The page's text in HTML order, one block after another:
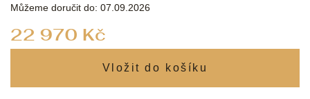
22 970 Kč
Můžeme doručit do: 07.09.2026